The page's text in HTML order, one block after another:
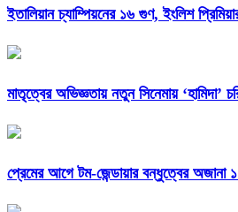
ইতালিয়ান চ্যাম্পিয়নের ১৬ গুণ, ইংলিশ
মাতৃত্বের অভিজ্ঞতায় নতুন সিনেমায় ‘হামিদা’
প্রেমের আগে টম-জেন্ডায়ার বন্ধুত্বের অজানা